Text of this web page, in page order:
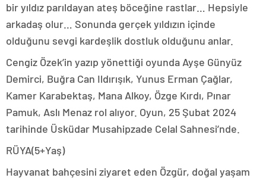
bir yıldız parıldayan ateş böceğine rastlar… Hepsiyle
arkadaş olur… Sonunda gerçek yıldızın içinde
olduğunu sevgi kardeşlik dostluk olduğunu anlar.
Cengiz Özek’in yazıp yönettiği oyunda Ayşe Günyüz
Demirci, Buğra Can Ildırışık, Yunus Erman Çağlar,
Kamer Karabektaş, Mana Alkoy, Özge Kırdı, Pınar
Pamuk, Aslı Menaz rol alıyor. Oyun, 25 Şubat 2024
tarihinde Üsküdar Musahipzade Celal Sahnesi’nde.
RÜYA(5+Yaş)
Hayvanat bahçesini ziyaret eden Özgür, doğal yaşam